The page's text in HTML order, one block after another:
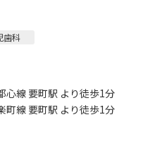
歯科
心線 要町駅 より徒歩1分
町線 要町駅 より徒歩1分